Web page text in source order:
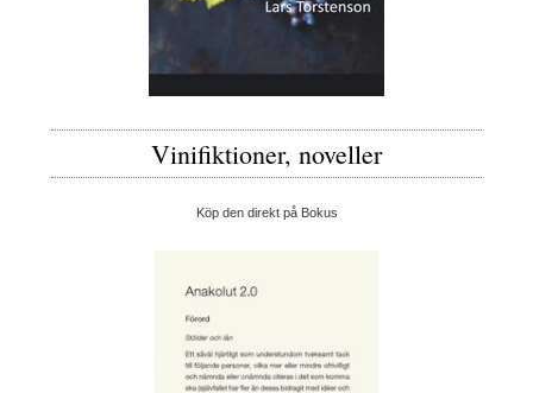
Vinifiktioner, noveller
Köp den direkt på Bokus